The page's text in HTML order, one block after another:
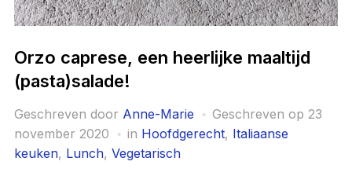
Orzo caprese, een heerlijke maaltijd
(pasta)salade!
Geschreven door Anne-Marie Geschreven op 23
november 2020
in Hoofdgerecht, Italiaanse
keuken, Lunch, Vegetarisch